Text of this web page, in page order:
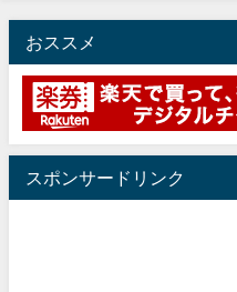
おススメ
スポンサードリンク